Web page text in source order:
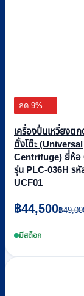
ลด 9%
เครื่องปั่นเหวี่ยงต
ตั้งโต๊ะ (Universal
Centrifuge) ยี่ห้อ
รุ่น PLC-036H รหั
UCF01
฿
Original
price
was:
฿44,500
Current
price
is:มีสต็อก